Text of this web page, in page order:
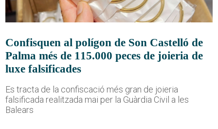
Confisquen al polígon de Son Castelló de
Palma més de 115.000 peces de joieria de
luxe falsificades
Es tracta de la confiscació més gran de joieria
falsificada realitzada mai per la Guàrdia Civil a les
Balears